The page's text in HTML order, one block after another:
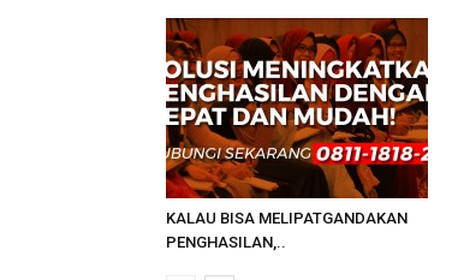
KALAU BISA MELIPATGANDAKAN
PENGHASILAN,..